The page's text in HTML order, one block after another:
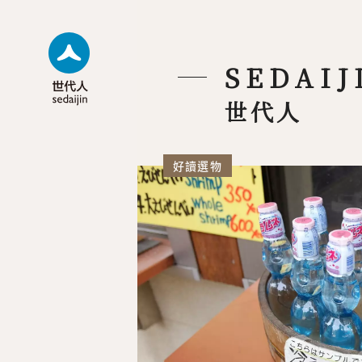
世代人
好讀選物